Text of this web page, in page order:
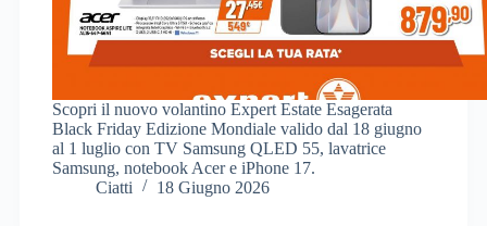
Scopri il nuovo volantino Expert Estate Esagerata
Black Friday Edizione Mondiale valido dal 18 giugno
al 1 luglio con TV Samsung QLED 55, lavatrice
Samsung, notebook Acer e iPhone 17.
Ciatti
18 Giugno 2026